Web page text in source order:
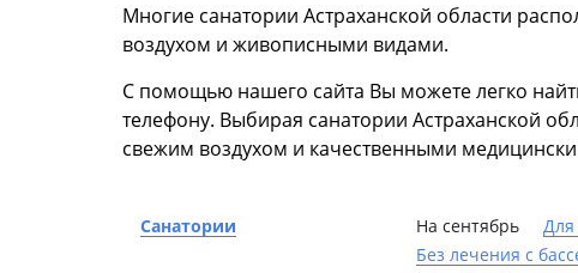
Многие санатории Астраханской области
воздухом и живописными видами.
С помощью нашего сайта Вы можете легко
телефону. Выбирая санатории Астраханской
свежим воздухом и качественными
Санатории На сентябрь Для
Без лечения с